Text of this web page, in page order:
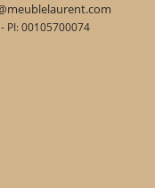
PI: 00105700074